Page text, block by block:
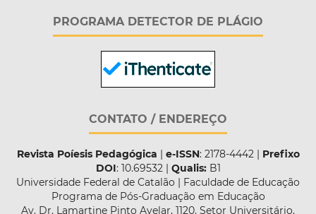
PROGRAMA DETECTOR DE PLÁGIO
CONTATO / ENDEREÇO
Revista Poíesis Pedagógica | e-ISSN: 2178-4442 | Prefixo
DOI: 10.69532 | Qualis:B1
Universidade Federal de Catalão | Faculdade de Educação
Programa de Pós-Graduação em Educação
Av. Dr. Lamartine Pinto Avelar, 1120. Setor Universitário,